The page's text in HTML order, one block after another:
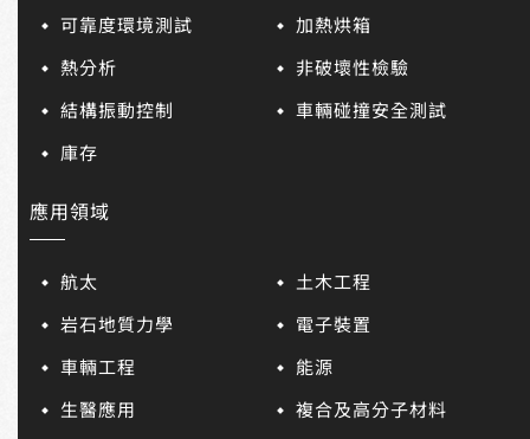
可靠度環境測試
加熱烘箱
熱分析
非破壞性檢驗
結構振動控制
車輛碰撞安全測試
庫存
應用領域
航太
土木工程
岩石地質力學
電子裝置
車輛工程
能源
生醫應用
複合及高分子材料